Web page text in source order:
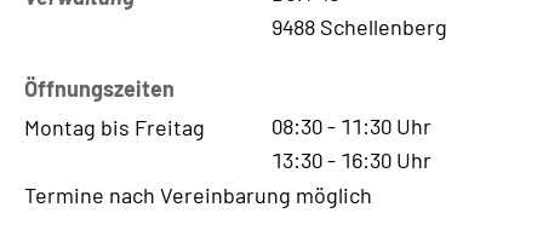
9488 Schellenberg
Öffnungszeiten
Montag bis Freitag
08:30- 11:30 Uhr
13:30- 16:30 Uhr
Termine nach Vereinbarung möglich